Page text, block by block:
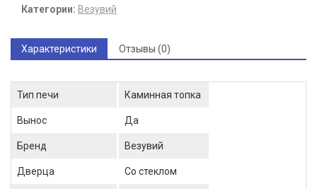
Категории: Везувий
Характеристики Отзывы (0)
Тип печи Каминная топка
Вынос Да
Бренд Везувий
Дверца Со стеклом